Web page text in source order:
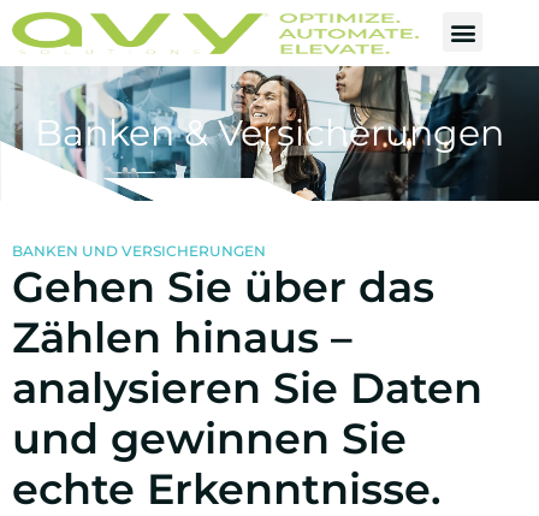
Banken & Versicherungen
BANKEN UND VERSICHERUNGEN
Gehen Sie über das
Zählen hinaus –
analysieren Sie Daten
und gewinnen Sie
echte Erkenntnisse.